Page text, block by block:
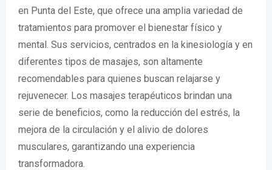
en Punta del Este, que ofrece una amplia variedad de
tratamientos para promover el bienestar físico y
mental. Sus servicios, centrados en la kinesiología y en
diferentes tipos de masajes, son altamente
recomendables para quienes buscan relajarse y
rejuvenecer. Los masajes terapéuticos brindan una
serie de beneficios, como la reducción del estrés, la
mejora de la circulación y el alivio de dolores
musculares, garantizando una experiencia
transformadora.